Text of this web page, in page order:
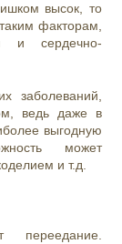
высок, то
факторам,
и сердечно-
заболеваний,
ведь даже в
выгодную
может
и т.д.
переедание.